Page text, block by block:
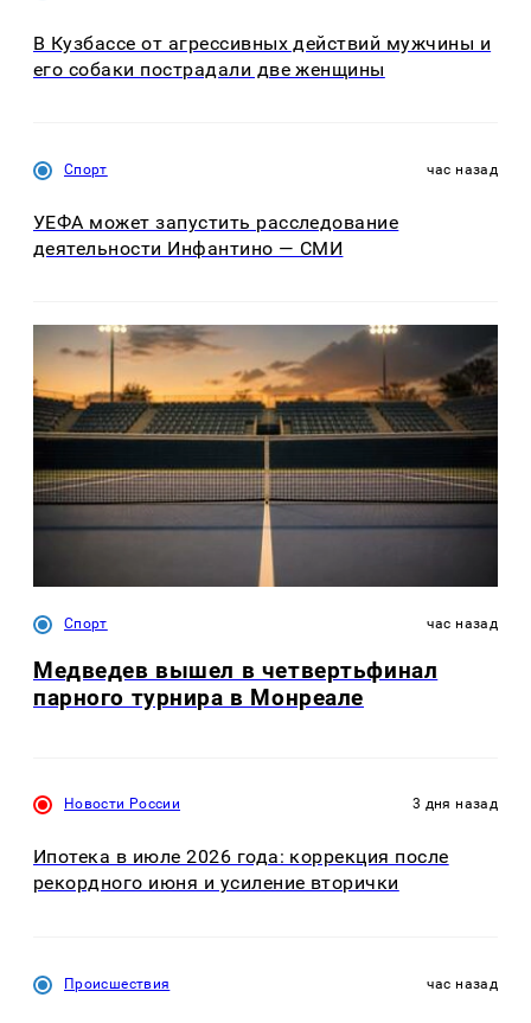
В Кузбассе от агрессивных действий мужчины и
его собаки пострадали две женщины
Спорт час назад
УЕФА может запустить расследование
деятельности Инфантино — СМИ
Спорт час назад
Медведев вышел в четвертьфинал
парного турнира в Монреале
Новости России 3 дня назад
Ипотека в июле 2026 года: коррекция после
рекордного июня и усиление вторички
Происшествия час назад